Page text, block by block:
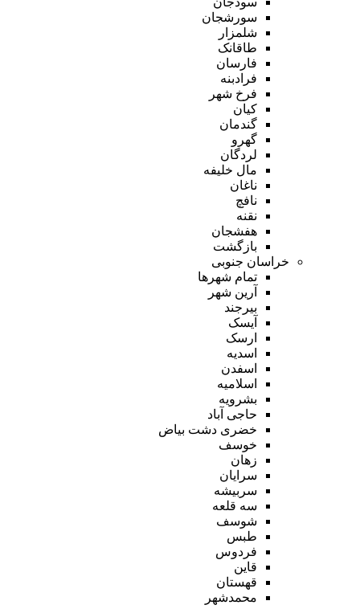
سورشجان
شلمزار
طاقانک
فارسان
فرادبنه
فرخ شهر
کیان
گندمان
گهرو
لردگان
مال خلیفه
ناغان
نافچ
نقنه
هفشجان
بازگشت
خراسان جنوبی
تمام شهر‌ها
آرین شهر
بیرجند
آیسک
ارسک
اسدیه
اسفدن
اسلامیه
بشرویه
حاجی آباد
خضری دشت بیاض
خوسف
زهان
سرایان
سربیشه
سه قلعه
شوسف
طبس
فردوس
قاین
قهستان
محمدشهر